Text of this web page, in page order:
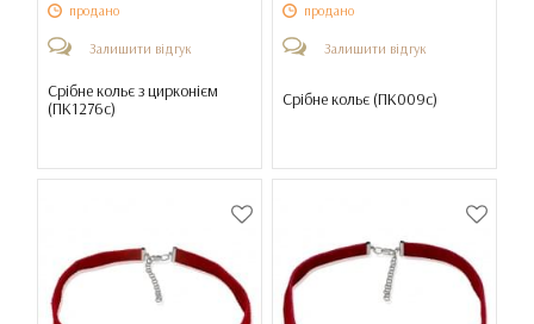
продано
Залишити відгук
Срібне кольє з цирконієм
(ПК1276с)
продано
Залишити відгук
Срібне кольє (ПК009с)